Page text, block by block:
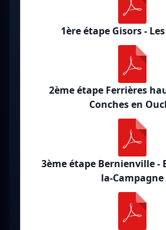
1ère étape Gisors -
2ème étape Ferrières
Conches en
3ème étape Bernienville -
la-Campagne